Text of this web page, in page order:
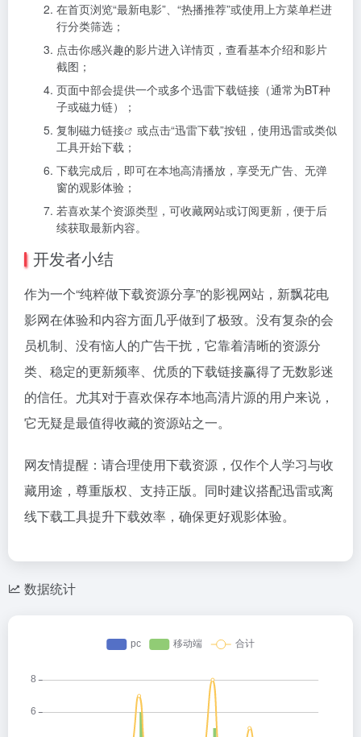
在首页浏览“最新电影”、“热播推荐”或使用上方菜单栏进
行分类筛选；
点击你感兴趣的影片进入详情页，查看基本介绍和影片
截图；
页面中部会提供一个或多个迅雷下载链接（通常为BT种
子或磁力链）；
复制磁力链接
或点击“迅雷下载”按钮，使用迅雷或类似
工具开始下载；
下载完成后，即可在本地高清播放，享受无广告、无弹
窗的观影体验；
若喜欢某个资源类型，可收藏网站或订阅更新，便于后
续获取最新内容。
开发者小结
作为一个“纯粹做下载资源分享”的影视网站，新飘花电
影网在体验和内容方面几乎做到了极致。没有复杂的会
员机制、没有恼人的广告干扰，它靠着清晰的资源分
类、稳定的更新频率、优质的下载链接赢得了无数影迷
的信任。尤其对于喜欢保存本地高清片源的用户来说，
它无疑是最值得收藏的资源站之一。
网友情提醒：请合理使用下载资源，仅作个人学习与收
藏用途，尊重版权、支持正版。同时建议搭配迅雷或离
线下载工具提升下载效率，确保更好观影体验。
数据统计